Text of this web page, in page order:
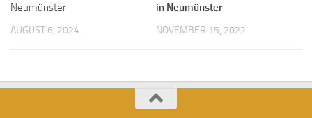
Neumünster
AUGUST 6, 2024
in Neumünster
NOVEMBER 15, 2022